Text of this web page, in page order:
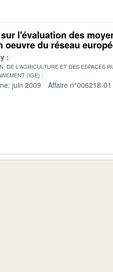
l'évaluation des
oeuvre du réseau
DE L'AGRICULTURE ET DES ESPACES
(IGE)
juin 2009 Affaire n°006218-01